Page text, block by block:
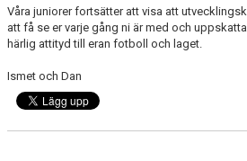
Våra juniorer fortsätter att visa att
att få se er varje gång ni är med och
härlig attityd till eran fotboll och laget.
Ismet och Dan